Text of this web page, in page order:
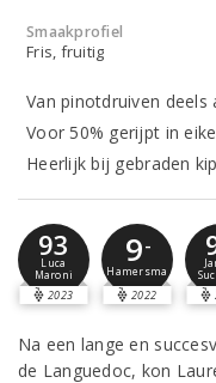
Smaakprofiel
Fris, fruitig
Van pinotdruiven deels
Voor 50% gerijpt in
Heerlijk bij gebraden
93
Luca
Maroni
2023
9-
Hamersma
2022
Na een lange en
de Languedoc, kon